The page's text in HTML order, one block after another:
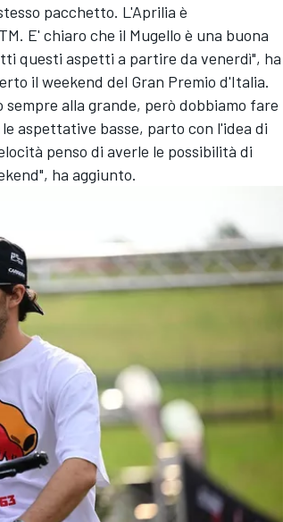
pacchetto. L'Aprilia è
E' chiaro che il Mugello è una buona
questi aspetti a partire da venerdì", ha
il weekend del Gran Premio d'Italia.
alla grande, però dobbiamo fare
aspettative basse, parto con l'idea di
penso di averle le possibilità di
ha aggiunto.